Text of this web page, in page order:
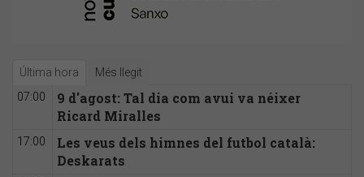
Última hora Més llegit
07:00
9 d'agost: Tal dia com avui va néixer
Ricard Miralles
17:00
Les veus dels himnes del futbol català:
Deskarats